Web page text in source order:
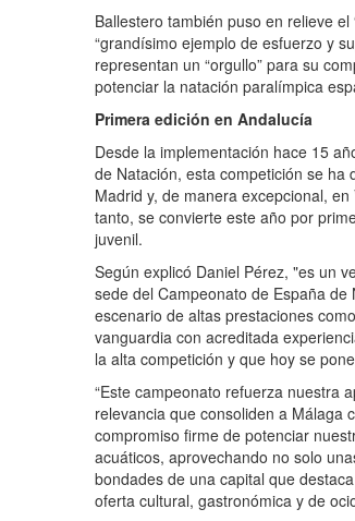
Ballestero también puso en relieve
“grandísimo ejemplo de esfuerzo y
representan un “orgullo” para su
potenciar la natación paralímpica
Primera edición en Andalucía
Desde la implementación hace 15
de Natación, esta competición se
Madrid y, de manera excepcional,
tanto, se convierte este año por
juvenil.
Según explicó Daniel Pérez, "es un
sede del Campeonato de España
escenario de altas prestaciones
vanguardia con acreditada
la alta competición y que hoy se
“Este campeonato refuerza nuestra
relevancia que consoliden a Málaga
compromiso firme de potenciar
acuáticos, aprovechando no solo
bondades de una capital que
oferta cultural, gastronómica y de